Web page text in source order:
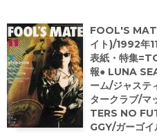
FOOL'S
イト)/1992年
表紙・特集
報● LUNA
ーム/ジャステ
タークラブ/マ
TERS NO
GGY/ガーゴ